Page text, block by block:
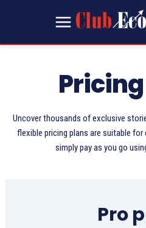
Uncover thousands of exclusive
flexible pricing plans are suitable for
simply pay as you go
Pro